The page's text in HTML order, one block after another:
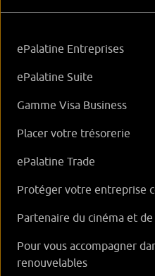
ePalatine Entreprises
ePalatine Suite
Gamme Visa Business
Placer votre trésorerie
ePalatine Trade
Protéger votre entreprise
Partenaire du cinéma et de
Pour vous accompagner
renouvelables